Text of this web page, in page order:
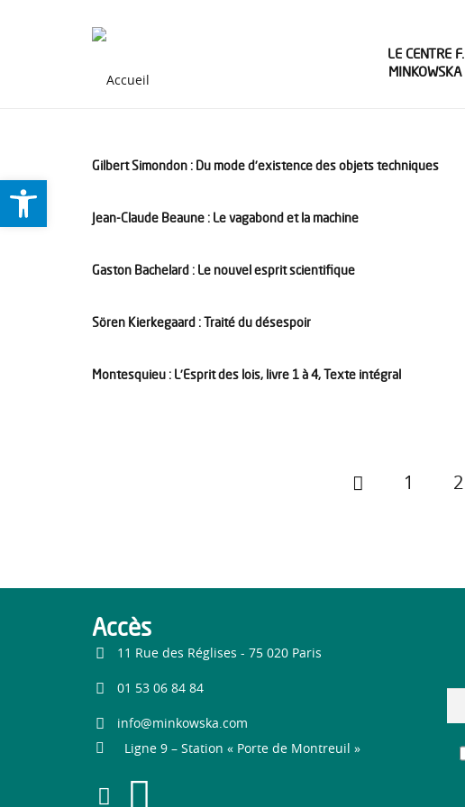
LE CENTRE F.
MINKOWSKA
Gilbert Simondon : Du mode d’existence des objets techniques
Jean-Claude Beaune : Le vagabond et la machine
Gaston Bachelard : Le nouvel esprit scientifique
Sören Kierkegaard : Traité du désespoir
Montesquieu : L’Esprit des lois, livre 1 à 4, Texte intégral
1 2
Accès
11 Rue des Réglises - 75 020 Paris
01 53 06 84 84
info@minkowska.com
Ligne 9 – Station « Porte de Montreuil »
Ouvrir la barre d’outils